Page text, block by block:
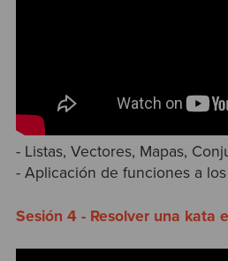
- Listas, Vectores, Mapas,
- Aplicación de funciones a
Sesión 4 - Resolver una kata